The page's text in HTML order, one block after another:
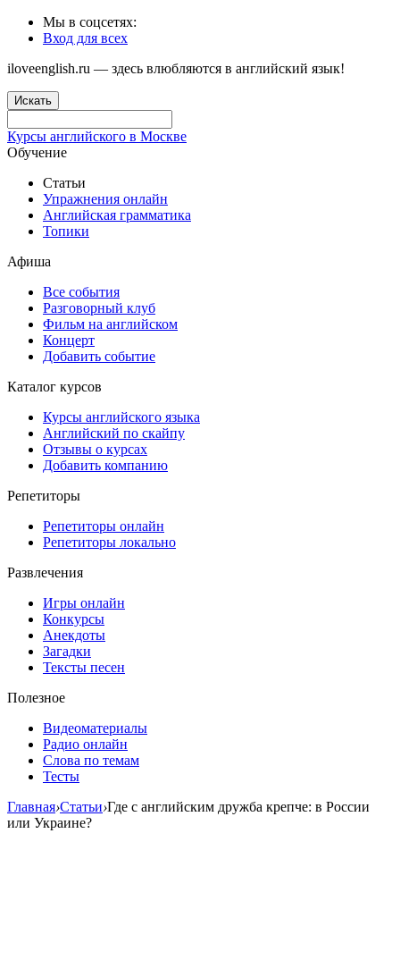
Мы в соцсетях:
Вход для всех
iloveenglish.ru — здесь влюбляются в английский язык!
Искать
Курсы английского в Москве
Обучение
Статьи
Упражнения онлайн
Английская грамматика
Топики
Афиша
Все события
Разговорный клуб
Фильм на английском
Концерт
Добавить событие
Каталог курсов
Курсы английского языка
Английский по скайпу
Отзывы о курсах
Добавить компанию
Репетиторы
Репетиторы онлайн
Репетиторы локально
Развлечения
Игры онлайн
Конкурсы
Анекдоты
Загадки
Тексты песен
Полезное
Видеоматериалы
Радио онлайн
Слова по темам
Тесты
Главная›Статьи›Где с английским дружба крепче: в России
или Украине?